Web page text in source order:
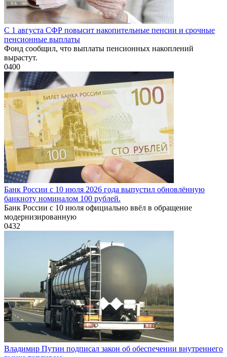
С 1 августа СФР повысит накопительные пенсии и срочные
пенсионные выплаты
Фонд сообщил, что выплаты пенсионных накоплений
вырастут.
0400
Банк России с 10 июля 2026 года выпустил обновлённую
банкноту номиналом 100 рублей.
Банк России с 10 июля официально ввёл в обращение
модернизированную
0432
Владимир Путин подписал закон об обеспечении внутреннего